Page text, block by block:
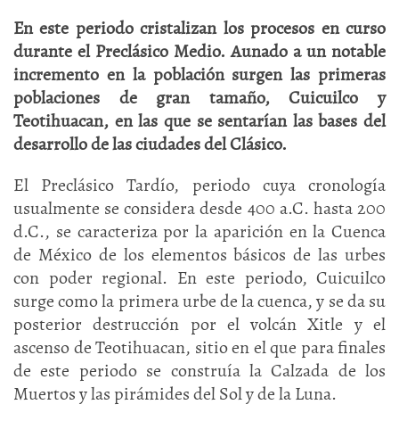
En este periodo cristalizan los procesos en curso
durante el Preclásico Medio. Aunado a un notable
incremento en la población surgen las primeras
poblaciones de gran tamaño, Cuicuilco y
Teotihuacan, en las que se sentarían las bases del
desarrollo de las ciudades del Clásico.
El Preclásico Tardío, periodo cuya cronología
usualmente se considera desde 400 a.C. hasta 200
d.C., se caracteriza por la aparición en la Cuenca
de México de los elementos básicos de las urbes
con poder regional. En este periodo, Cuicuilco
surge como la primera urbe de la cuenca, y se da su
posterior destrucción por el volcán Xitle y el
ascenso de Teotihuacan, sitio en el que para finales
de este periodo se construía la Calzada de los
Muertos y las pirámides del Sol y de la Luna.